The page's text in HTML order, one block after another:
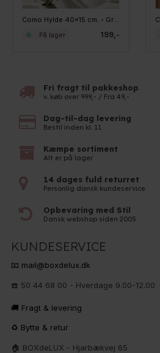
Como Hylde 40x15 cm. - Grå metal
199,-
På lager
Fri fragt til pakkeshop
v. køb over 999,- / Fra 49,-
Dag-til-dag levering
Bestil inden kl. 11
Kæmpe sortiment
Alt er på lager
14 dages fuld returret
Personlig dansk kundeservice
Opbevaring med Stil
Dansk webshop siden 2005
KUNDESERVICE
📧 mail@boxdelux.dk
☎️ 50 44 68 00 - Hverdage 9.00-12.00
🚚 Fragt & levering
♻️ Bytte & retur
🏠 BOXdeLUX - Hjarbækvej 65